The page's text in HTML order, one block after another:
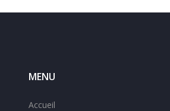
MENU
Accueil